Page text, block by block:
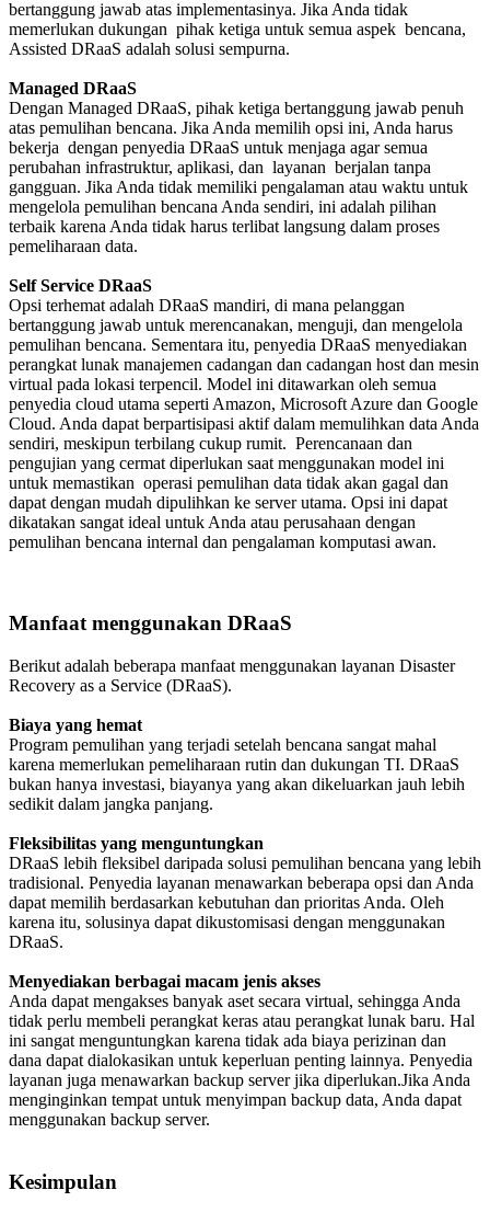
bertanggung jawab atas implementasinya. Jika Anda tidak
memerlukan dukungan pihak ketiga untuk semua aspek bencana,
Assisted DRaaS adalah solusi sempurna.
Managed DRaaS
Dengan Managed DRaaS, pihak ketiga bertanggung jawab penuh
atas pemulihan bencana. Jika Anda memilih opsi ini, Anda harus
bekerja dengan penyedia DRaaS untuk menjaga agar semua
perubahan infrastruktur, aplikasi, dan layanan berjalan tanpa
gangguan. Jika Anda tidak memiliki pengalaman atau waktu untuk
mengelola pemulihan bencana Anda sendiri, ini adalah pilihan
terbaik karena Anda tidak harus terlibat langsung dalam proses
pemeliharaan data.
Self Service DRaaS
Opsi terhemat adalah DRaaS mandiri, di mana pelanggan
bertanggung jawab untuk merencanakan, menguji, dan mengelola
pemulihan bencana. Sementara itu, penyedia DRaaS menyediakan
perangkat lunak manajemen cadangan dan cadangan host dan mesin
virtual pada lokasi terpencil. Model ini ditawarkan oleh semua
penyedia cloud utama seperti Amazon, Microsoft Azure dan Google
Cloud. Anda dapat berpartisipasi aktif dalam memulihkan data Anda
sendiri, meskipun terbilang cukup rumit. Perencanaan dan
pengujian yang cermat diperlukan saat menggunakan model ini
untuk memastikan operasi pemulihan data tidak akan gagal dan
dapat dengan mudah dipulihkan ke server utama. Opsi ini dapat
dikatakan sangat ideal untuk Anda atau perusahaan dengan
pemulihan bencana internal dan pengalaman komputasi awan.
Manfaat menggunakan DRaaS
Berikut adalah beberapa manfaat menggunakan layanan Disaster
Recovery as a Service (DRaaS).
Biaya yang hemat
Program pemulihan yang terjadi setelah bencana sangat mahal
karena memerlukan pemeliharaan rutin dan dukungan TI. DRaaS
bukan hanya investasi, biayanya yang akan dikeluarkan jauh lebih
sedikit dalam jangka panjang.
Fleksibilitas yang menguntungkan
DRaaS lebih fleksibel daripada solusi pemulihan bencana yang lebih
tradisional. Penyedia layanan menawarkan beberapa opsi dan Anda
dapat memilih berdasarkan kebutuhan dan prioritas Anda. Oleh
karena itu, solusinya dapat dikustomisasi dengan menggunakan
DRaaS.
Menyediakan berbagai macam jenis akses
Anda dapat mengakses banyak aset secara virtual, sehingga Anda
tidak perlu membeli perangkat keras atau perangkat lunak baru. Hal
ini sangat menguntungkan karena tidak ada biaya perizinan dan
dana dapat dialokasikan untuk keperluan penting lainnya. Penyedia
layanan juga menawarkan backup server jika diperlukan.Jika Anda
menginginkan tempat untuk menyimpan backup data, Anda dapat
menggunakan backup server.
Kesimpulan